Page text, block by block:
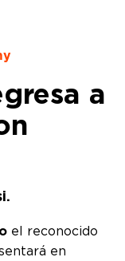
a
el reconocido
en